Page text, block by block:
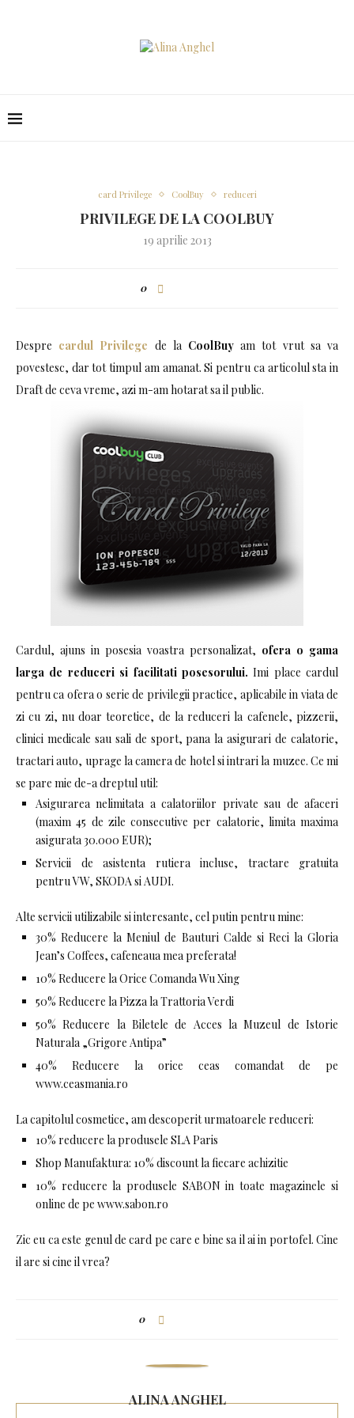
card Privilege CoolBuy reduceri
PRIVILEGE DE LA COOLBUY
19 aprilie 2013
0
Despre cardul Privilege de la CoolBuy am tot vrut sa va
povestesc, dar tot timpul am amanat. Si pentru ca articolul sta in
Draft de ceva vreme, azi m-am hotarat sa il public.
Cardul, ajuns in posesia voastra personalizat, ofera o gama
larga de reduceri si facilitati posesorului. Imi place cardul
pentru ca ofera o serie de privilegii practice, aplicabile in viata de
zi cu zi, nu doar teoretice, de la reduceri la cafenele, pizzerii,
clinici medicale sau sali de sport, pana la asigurari de calatorie,
tractari auto, uprage la camera de hotel si intrari la muzee. Ce mi
se pare mie de-a dreptul util:
Asigurarea nelimitata a calatoriilor private sau de afaceri
(maxim 45 de zile consecutive per calatorie, limita maxima
asigurata 30.000 EUR);
Servicii de asistenta rutiera incluse, tractare gratuita
pentru VW, SKODA si AUDI.
Alte servicii utilizabile si interesante, cel putin pentru mine:
30% Reducere la Meniul de Bauturi Calde si Reci la Gloria
Jean’s Coffees, cafeneaua mea preferata!
10% Reducere la Orice Comanda Wu Xing
50% Reducere la Pizza la Trattoria Verdi
50% Reducere la Biletele de Acces la Muzeul de Istorie
Naturala „Grigore Antipa”
40% Reducere la orice ceas comandat de pe
www.ceasmania.ro
La capitolul cosmetice, am descoperit urmatoarele reduceri:
10% reducere la produsele SLA Paris
Shop Manufaktura: 10% discount la fiecare achizitie
10% reducere la produsele SABON in toate magazinele si
online de pe www.sabon.ro
Zic eu ca este genul de card pe care e bine sa il ai in portofel. Cine
il are si cine il vrea?
0
ALINA ANGHEL